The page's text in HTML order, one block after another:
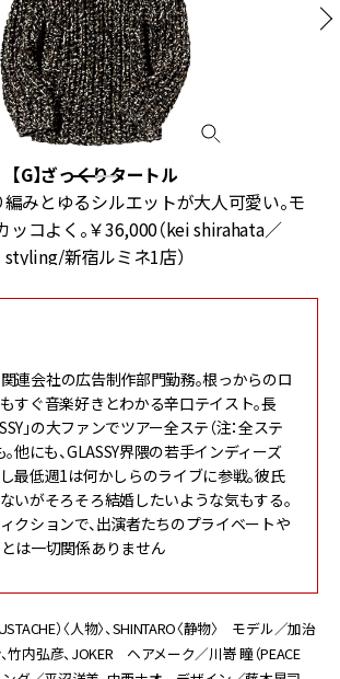
【G】ざっくりタートル
みとゆるシルエットが大人可愛い。モ
ッコよく。￥36,000（kei shirahata／
styling/新宿ルミネ1店）
関連会社の広告制作部門勤務。根っからのロ
すぐ音楽好きとわかる辛口テイスト。長
」の大ファンでツアー全ステ（注：全ステ
。他にも、GLASSY界隈の若手インディーズ
最低週1は何かしらのライブに参戦。彼氏
いがそろそろ結婚したいような気もする。
クションで、出演者たちのプライベートや
は一切関係ありません
）〈人物〉、SHINTARO〈静物〉 モデル／加治
竹内弘彦、JOKER ヘアメーク／川嵜 瞳（PEACE